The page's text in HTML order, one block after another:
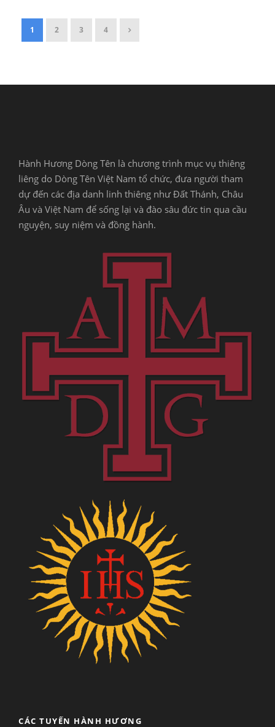
1 2 3 4
Hành Hương Dòng Tên là chương trình mục vụ thiêng
liêng do Dòng Tên Việt Nam tổ chức, đưa người tham
dự đến các địa danh linh thiêng như Đất Thánh, Châu
Âu và Việt Nam để sống lại và đào sâu đức tin qua cầu
nguyện, suy niệm và đồng hành.
CÁC TUYẾN HÀNH HƯƠNG